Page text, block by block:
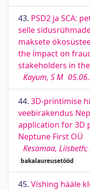
43. PSD2 ja SCA:
selle
maksete
the impact on
stakeholders in
Kayum, S M
44. 3D-printimise
veebirakendus
application for 3D
Neptune First OÜ
Kesamaa,
bakalaureusetööd
45. Vishing hääle